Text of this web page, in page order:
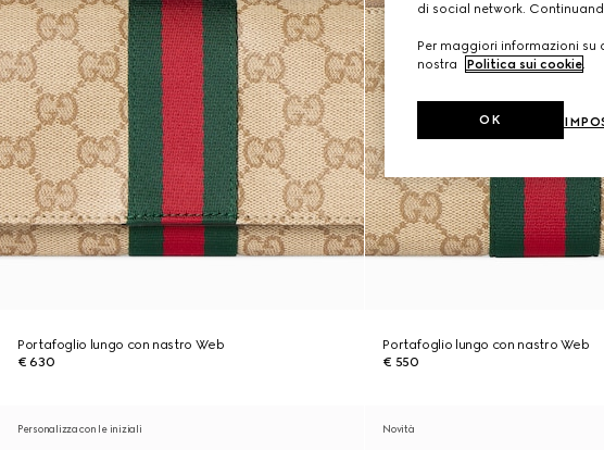
Portafoglio lungo con nastro Web
€ 630
Portafoglio lungo con nastro Web
€ 550
Personalizza con le iniziali Novità
di social network.
Per maggiori informazioni su
nostra
Politica sui cookie.
OK